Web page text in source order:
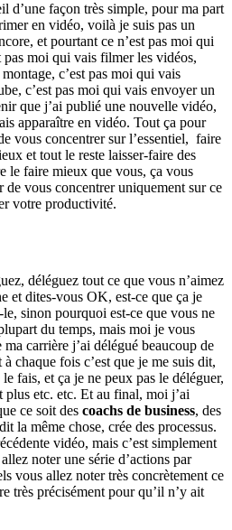
d’une façon très simple, pour ma part
en vidéo, voilà je suis pas un
et pourtant ce n’est pas moi qui
pas moi qui vais filmer les vidéos,
c’est pas moi qui vais
c’est pas moi qui vais envoyer un
que j’ai publié une nouvelle vidéo,
apparaître en vidéo. Tout ça pour
vous concentrer sur l’essentiel, faire
et tout le reste laisser-faire des
le faire mieux que vous, ça vous
de vous concentrer uniquement sur ce
votre productivité.
déléguez tout ce que vous n’aimez
et dites-vous OK, est-ce que ça je
sinon pourquoi est-ce que vous ne
du temps, mais moi je vous
ma carrière j’ai délégué beaucoup de
chaque fois c’est que je me suis dit,
fais, et ça je ne peux pas le déléguer,
etc. etc. Et au final, moi j’ai
ce soit des coachs de business, des
la même chose, crée des processus.
vidéo, mais c’est simplement
noter une série d’actions par
vous allez noter très concrètement ce
très précisément pour qu’il n’y ait